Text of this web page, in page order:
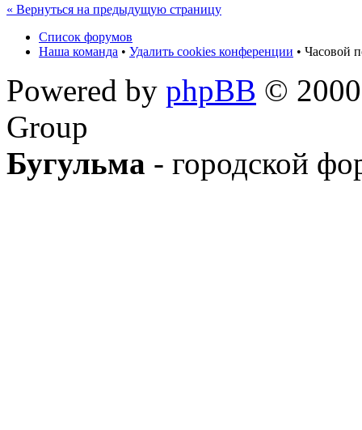
« Вернуться на предыдущую страницу
Список форумов
Наша команда • Удалить cookies конференции • Часовой
Powered by phpBB ©
Group
Бугульма - городской